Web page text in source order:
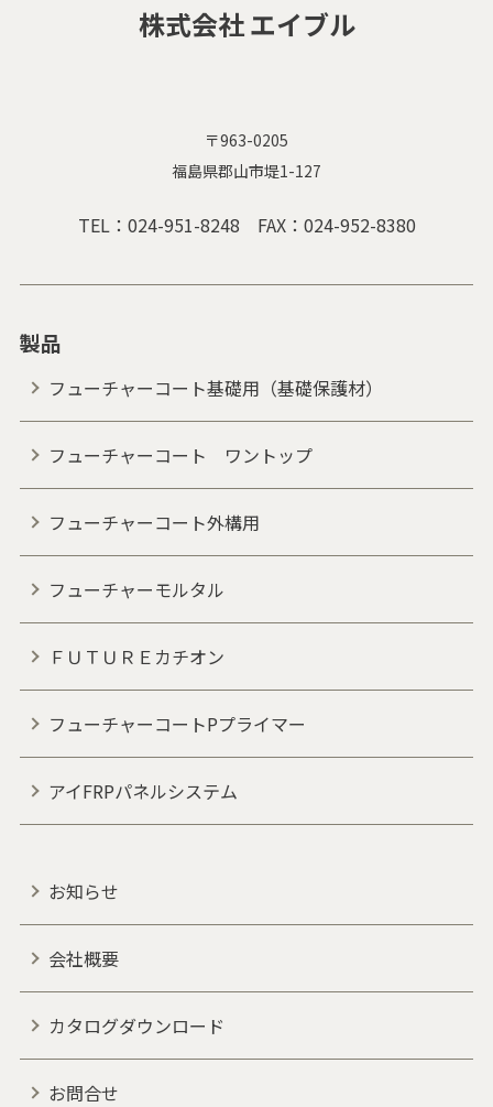
株式会社 エイブル
〒963-0205
福島県郡山市堤1-127
TEL： 024-951-8248 FAX：024-952-8380
製品
フューチャーコート基礎用（基礎保護材）
フューチャーコート ワントップ
フューチャーコート外構用
フューチャーモルタル
ＦＵＴＵＲＥカチオン
フューチャーコートPプライマー
アイFRPパネルシステム
お知らせ
会社概要
カタログダウンロード
お問合せ